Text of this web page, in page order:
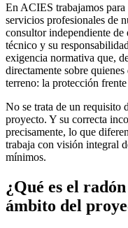
En ACIES trabajamos
servicios profesionales de
consultor independiente de
técnico y su
exigencia normativa que,
directamente sobre
terreno: la protección frente
No se trata de un requisito
proyecto. Y su correcta
precisamente, lo que
trabaja con visión integral
mínimos.
¿Qué es el
ámbito del